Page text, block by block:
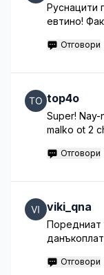
Руснацити
евтино!
Отговори
top4o
Super!
malko ot 2
Отговори
viki_qna
Поредниат
Отговори